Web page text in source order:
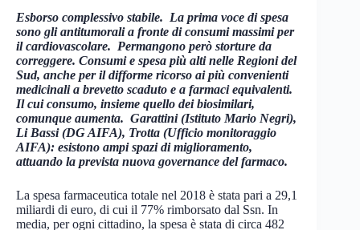
Esborso complessivo stabile. La prima voce di spesa
sono gli antitumorali a fronte di consumi massimi per
il cardiovascolare. Permangono però storture da
correggere. Consumi e spesa più alti nelle Regioni del
Sud, anche per il difforme ricorso ai più convenienti
medicinali a brevetto scaduto e a farmaci equivalenti.
Il cui consumo, insieme quello dei biosimilari,
comunque aumenta. Garattini (Istituto Mario Negri),
Li Bassi (DG AIFA), Trotta (Ufficio monitoraggio
AIFA): esistono ampi spazi di miglioramento,
attuando la prevista nuova governance del farmaco.
La spesa farmaceutica totale nel 2018 è stata pari a 29,1
miliardi di euro, di cui il 77% rimborsato dal Ssn. In
media, per ogni cittadino, la spesa è stata di circa 482